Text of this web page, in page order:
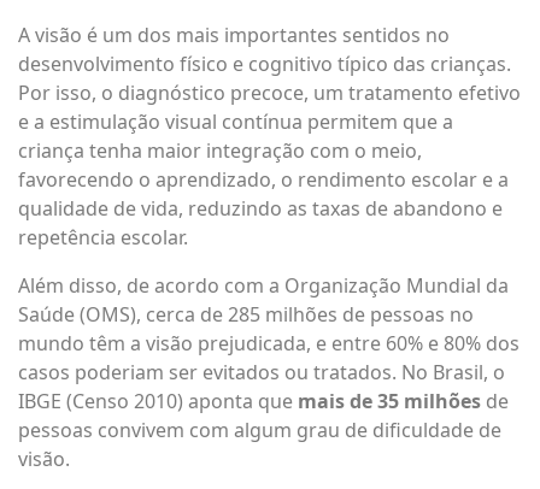
A visão é um dos mais importantes sentidos no
desenvolvimento físico e cognitivo típico das crianças.
Por isso, o diagnóstico precoce, um tratamento efetivo
e a estimulação visual contínua permitem que a
criança tenha maior integração com o meio,
favorecendo o aprendizado, o rendimento escolar e a
qualidade de vida, reduzindo as taxas de abandono e
repetência escolar.
Além disso, de acordo com a Organização Mundial da
Saúde (OMS), cerca de 285 milhões de pessoas no
mundo têm a visão prejudicada, e entre 60% e 80% dos
casos poderiam ser evitados ou tratados. No Brasil, o
IBGE (Censo 2010) aponta que mais de 35 milhões de
pessoas convivem com algum grau de dificuldade de
visão.